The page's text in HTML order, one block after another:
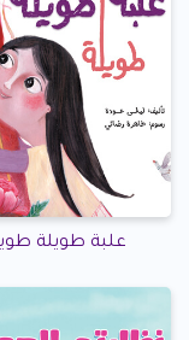
علبة طويلة